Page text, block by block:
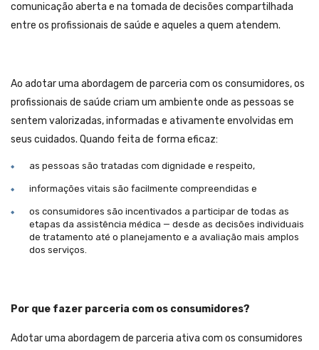
comunicação aberta e na tomada de decisões compartilhada
entre os profissionais de saúde e aqueles a quem atendem.
Ao adotar uma abordagem de parceria com os consumidores, os
profissionais de saúde criam um ambiente onde as pessoas se
sentem valorizadas, informadas e ativamente envolvidas em
seus cuidados. Quando feita de forma eficaz:
as pessoas são tratadas com dignidade e respeito,
informações vitais são facilmente compreendidas e
os consumidores são incentivados a participar de todas as
etapas da assistência médica — desde as decisões individuais
de tratamento até o planejamento e a avaliação mais amplos
dos serviços.
Por que fazer parceria com os consumidores?
Adotar uma abordagem de parceria ativa com os consumidores